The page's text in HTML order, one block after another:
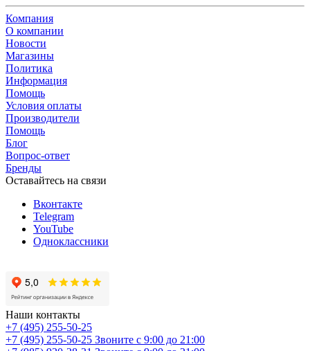
Компания
О компании
Новости
Магазины
Политика
Информация
Помощь
Условия оплаты
Производители
Помощь
Блог
Вопрос-ответ
Бренды
Оставайтесь на связи
Вконтакте
Telegram
YouTube
Одноклассники
Наши контакты
+7 (495) 255-50-25
+7 (495) 255-50-25 Звоните с 9:00 до 21:00